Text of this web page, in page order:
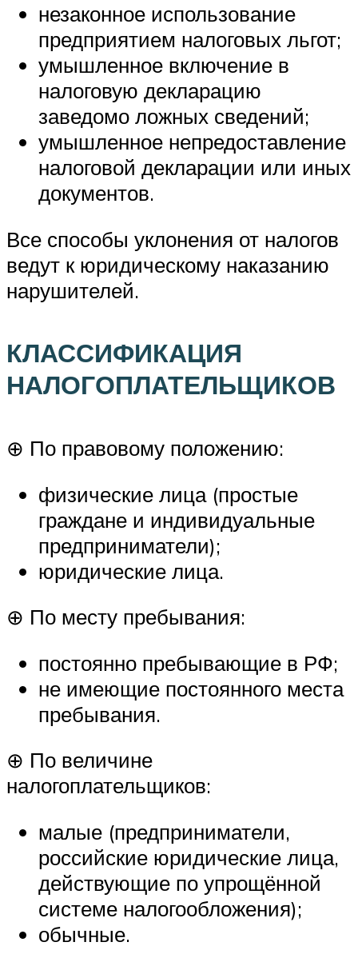
незаконное использование
предприятием налоговых льгот;
умышленное включение в
налоговую декларацию
заведомо ложных сведений;
умышленное непредоставление
налоговой декларации или иных
документов.
Все способы уклонения от налогов
ведут к юридическому наказанию
нарушителей.
КЛАССИФИКАЦИЯ
НАЛОГОПЛАТЕЛЬЩИКОВ
⊕ По правовому положению:
физические лица (простые
граждане и индивидуальные
предприниматели);
юридические лица.
⊕ По месту пребывания:
постоянно пребывающие в РФ;
не имеющие постоянного места
пребывания.
⊕ По величине
налогоплательщиков:
малые (предприниматели,
российские юридические лица,
действующие по упрощённой
системе налогообложения);
обычные.